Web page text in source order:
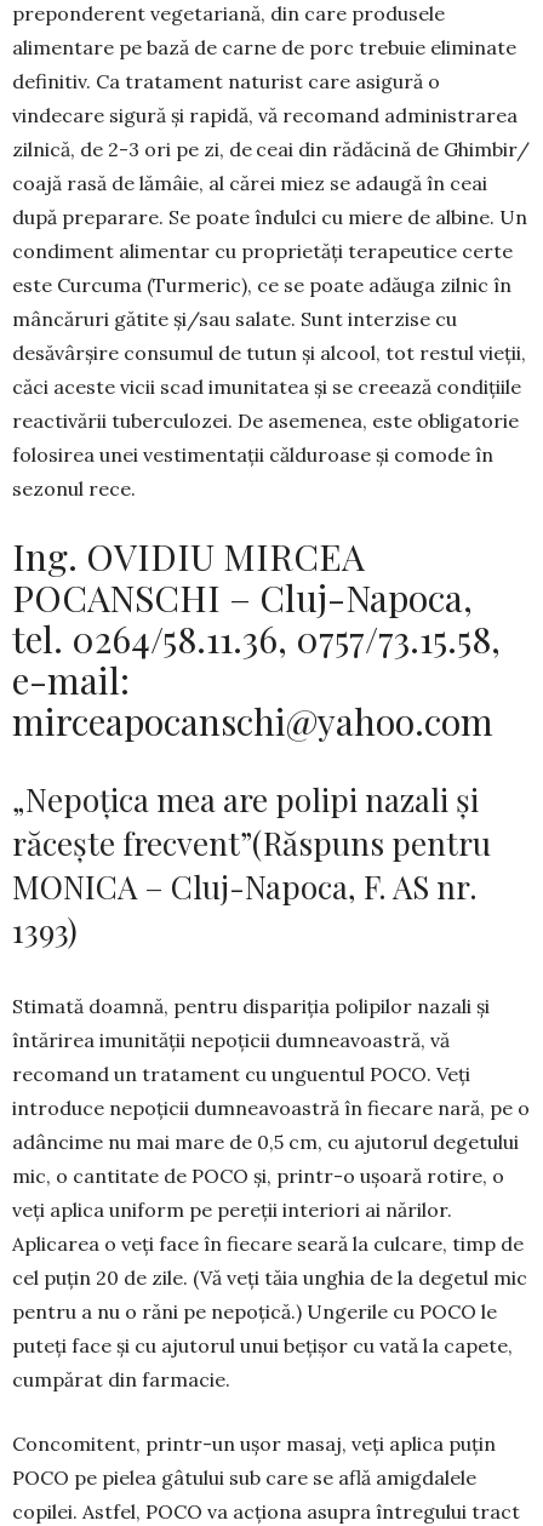
preponde­rent vegetariană, din care produ­sele
alimentare pe bază de carne de porc trebuie eliminate
definitiv. Ca tratament naturist care asi­gură o
vindecare sigu­ră și rapidă, vă recomand administrarea
zilnică, de 2-3 ori pe zi, de ceai din rădăcină de Ghimbir/
coa­jă rasă de lămâie, al cărei miez se adaugă în ceai
după preparare. Se poate îndulci cu miere de albine. Un
condiment alimentar cu proprietăți terapeutice certe
este Curcuma (Tur­meric), ce se poate adăuga zilnic în
mân­căruri gătite și/sau salate. Sunt in­ter­zise cu
desăvâr­șire consumul de tu­tun și alcool, tot res­tul vieții,
căci aceste vicii scad imu­nitatea și se creează con­dițiile
reacti­vării tuberculozei. De ase­menea, este obligatorie
folosirea unei vestimentații călduroase și comode în
sezonul rece.
Ing. OVIDIU MIRCEA
POCANSCHI – Cluj-Napoca,
tel. 0264/58.11.36, 0757/73.15.58,
e-mail:
mirceapocanschi@yahoo.com
„Nepoțica mea are polipi nazali și
răcește frecvent”(Răspuns pentru
MONICA – Cluj-Napoca, F. AS nr.
1393)
Stimată doamnă, pentru dispariția polipilor na­zali și
întărirea imunității nepoțicii dumneavoas­tră, vă
recomand un tratament cu unguentul POCO. Veți
introduce nepoțicii dumneavoastră în fiecare nară, pe o
adâncime nu mai mare de 0,5 cm, cu aju­torul degetului
mic, o cantitate de POCO și, printr-o ușoară rotire, o
veți aplica uniform pe pereții inter­iori ai nărilor.
Aplicarea o veți face în fiecare seară la culcare, timp de
cel puțin 20 de zile. (Vă veți tăia unghia de la degetul mic
pentru a nu o răni pe nepo­țică.) Ungerile cu POCO le
puteți face și cu ajutorul unui bețișor cu vată la capete,
cumpărat din farma­cie.
Concomitent, printr-un ușor masaj, veți aplica puțin
POCO pe pielea gâtului sub care se află amig­dalele
copilei. Astfel, POCO va acționa asupra în­tre­gului tract